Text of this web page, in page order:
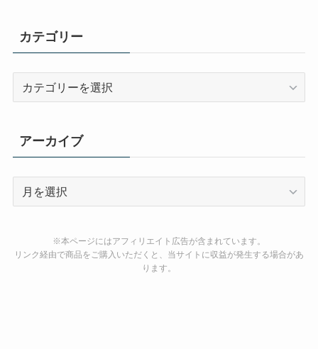
カテゴリー
ー
アーカイブ
ブ
※本ページにはアフィリエイト広告が含まれています。
リンク経由で商品をご購入いただくと、当サイトに収益が発生する場合があ
ります。